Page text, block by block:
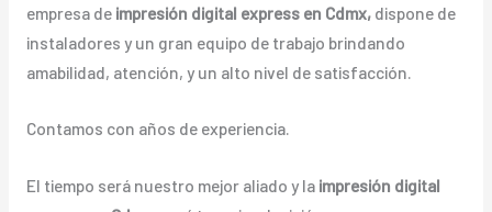
empresa de impresión digital express en Cdmx,dispone de
instaladores y un gran equipo de trabajo brindando
amabilidad, atención, y un alto nivel de satisfacción.
Contamos con años de experiencia.
El tiempo será nuestro mejor aliado y la impresión digital